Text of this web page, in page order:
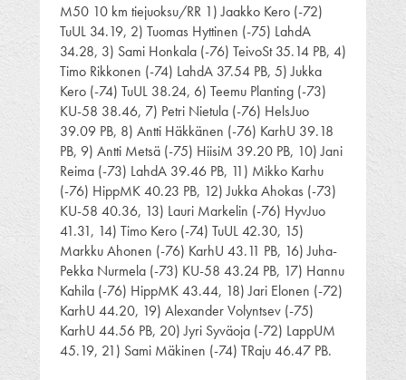
M50 10 km tiejuoksu/RR 1) Jaakko Kero (-72)
TuUL 34.19, 2) Tuomas Hyttinen (-75) LahdA
34.28, 3) Sami Honkala (-76) TeivoSt 35.14 PB, 4)
Timo Rikkonen (-74) LahdA 37.54 PB, 5) Jukka
Kero (-74) TuUL 38.24, 6) Teemu Planting (-73)
KU-58 38.46, 7) Petri Nietula (-76) HelsJuo
39.09 PB, 8) Antti Häkkänen (-76) KarhU 39.18
PB, 9) Antti Metsä (-75) HiisiM 39.20 PB, 10) Jani
Reima (-73) LahdA 39.46 PB, 11) Mikko Karhu
(-76) HippMK 40.23 PB, 12) Jukka Ahokas (-73)
KU-58 40.36, 13) Lauri Markelin (-76) HyvJuo
41.31, 14) Timo Kero (-74) TuUL 42.30, 15)
Markku Ahonen (-76) KarhU 43.11 PB, 16) Juha-
Pekka Nurmela (-73) KU-58 43.24 PB, 17) Hannu
Kahila (-76) HippMK 43.44, 18) Jari Elonen (-72)
KarhU 44.20, 19) Alexander Volyntsev (-75)
KarhU 44.56 PB, 20) Jyri Syväoja (-72) LappUM
45.19, 21) Sami Mäkinen (-74) TRaju 46.47 PB.